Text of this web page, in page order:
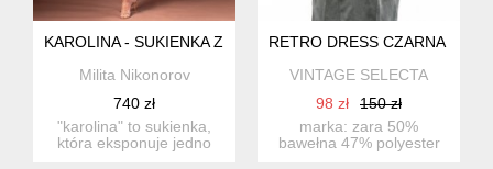
KAROLINA - SUKIENKA Z ASYMETRYCZNĄ GÓRĄ
Milita Nikonorov
740 zł
"karolina" to sukienka,
która eksponuje jedno
RETRO DRESS CZARNA
VINTAGE SELECTA
98 zł
150 zł
marka: zara 50%
bawełna 47% polyester